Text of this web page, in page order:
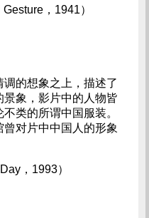
，1941）
的想象之上，描述了
象，影片中的人物皆
类的所谓中国服装。
对片中中国人的形象
，1993）